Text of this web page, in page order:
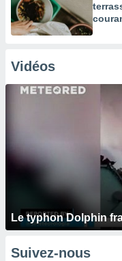
Vidéos
Le typhon Dolphin
Suivez-nous